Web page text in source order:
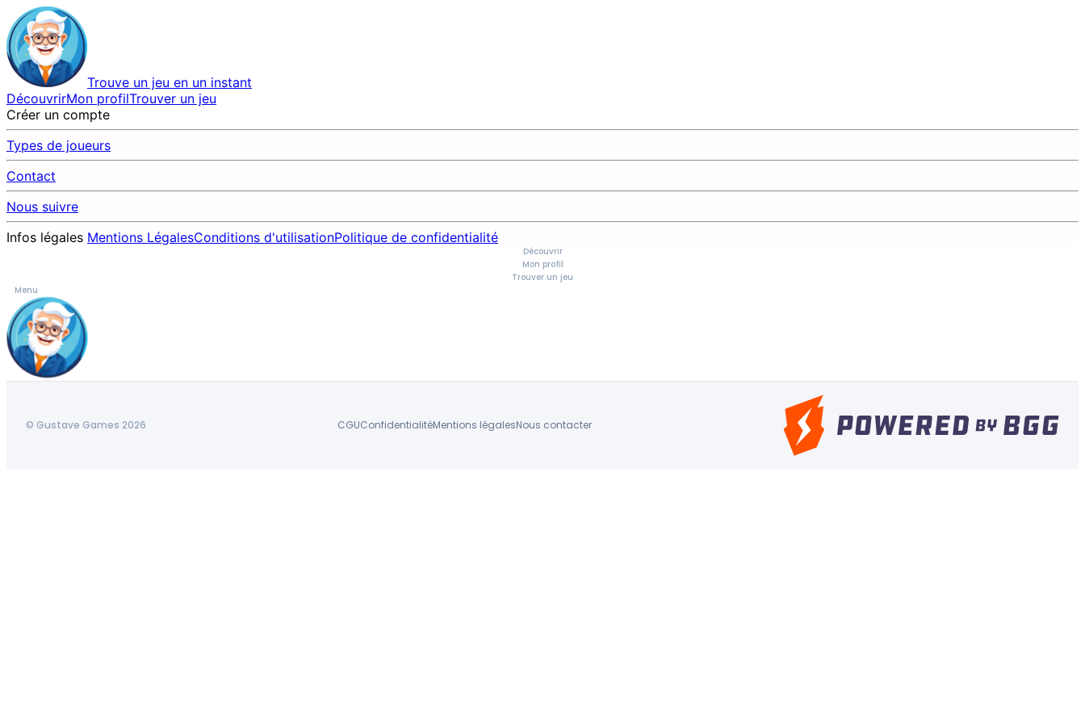
Trouve un jeu en un instant
DécouvrirMon profilTrouver un jeu
Créer un compte
Types de joueurs
Contact
Nous suivre
Infos légales Mentions LégalesConditions d'utilisationPolitique de confidentialité
Découvrir
Mon profil
Trouver un jeu
Menu
© Gustave Games 2026 CGUConfidentialitéMentions légalesNous contacter